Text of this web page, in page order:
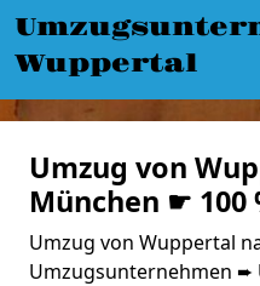
Wuppertal
Umzug von
München ☛ 100
Umzug von Wuppertal
Umzugsunternehmen ➨